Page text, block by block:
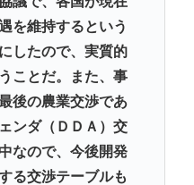
を維持するという
したので、実質的
ことだ。また、事
後の農業交渉であ
ンダ（ＤＤＡ）交
なので、今後開発
る交渉テーブルも